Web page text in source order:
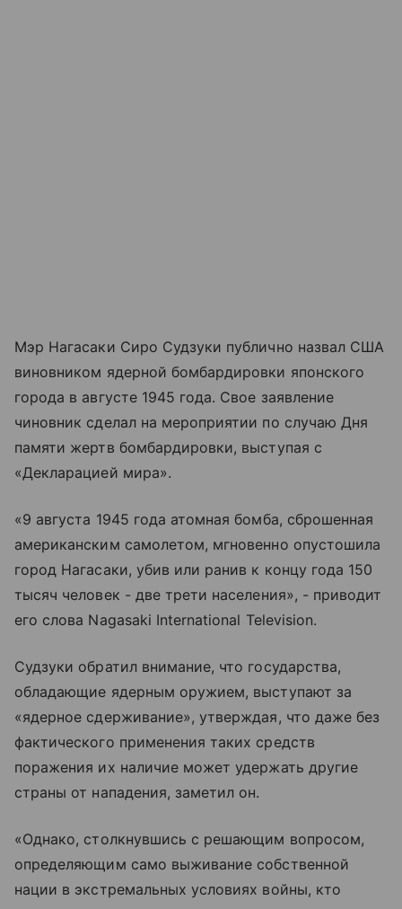
Мэр Нагасаки Сиро Судзуки публично назвал США
виновником ядерной бомбардировки японского
города в августе 1945 года. Свое заявление
чиновник сделал на мероприятии по случаю Дня
памяти жертв бомбардировки, выступая с
«Декларацией мира».
«9 августа 1945 года атомная бомба, сброшенная
американским самолетом, мгновенно опустошила
город Нагасаки, убив или ранив к концу года 150
тысяч человек - две трети населения», - приводит
его слова Nagasaki International Television.
Судзуки обратил внимание, что государства,
обладающие ядерным оружием, выступают за
«ядерное сдерживание», утверждая, что даже без
фактического применения таких средств
поражения их наличие может удержать другие
страны от нападения, заметил он.
«Однако, столкнувшись с решающим вопросом,
определяющим само выживание собственной
нации в экстремальных условиях войны, кто